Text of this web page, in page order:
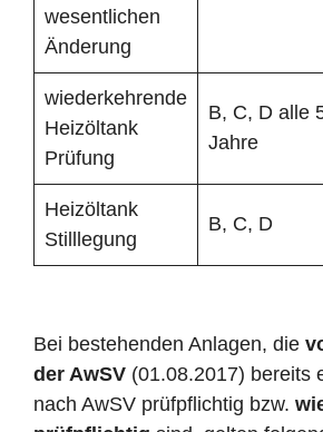
wesentlichen
Änderung
wiederkehrende
Heizöltank
Prüfung
B, C, D alle
Jahre
Heizöltank
Stilllegung
B, C, D
Bei bestehenden Anlagen, die
der AwSV (01.08.2017) bereits
nach AwSV prüfpflichtig bzw.